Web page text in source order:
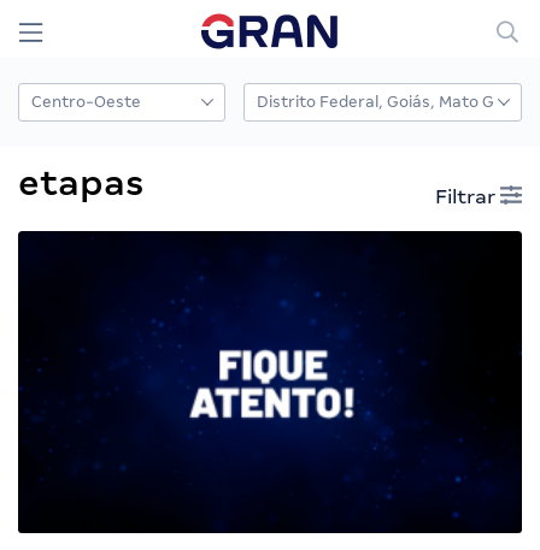
etapas Filtrar